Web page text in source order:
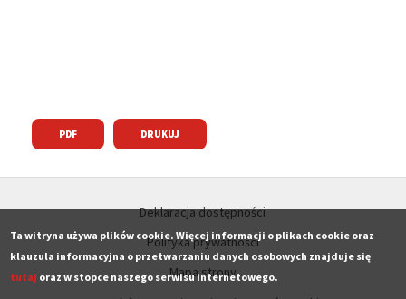
PDF DRUKUJ
Deklaracja dostępności
Polityka prywatności
Mapa strony
Ta witryna używa plików cookie. Więcej informacji o plikach cookie oraz
klauzula informacyjna o przetwarzaniu danych osobowych znajduje się
tutaj oraz w stopce naszego serwisu internetowego.